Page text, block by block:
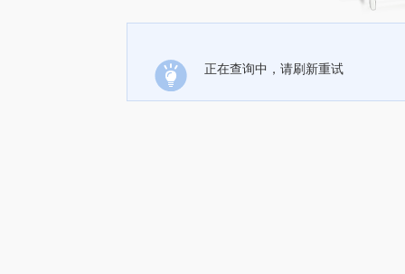
正在查询中，请刷新重试